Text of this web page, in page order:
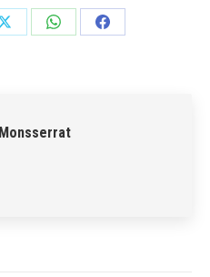
Share
Share
Share
Monsserrat